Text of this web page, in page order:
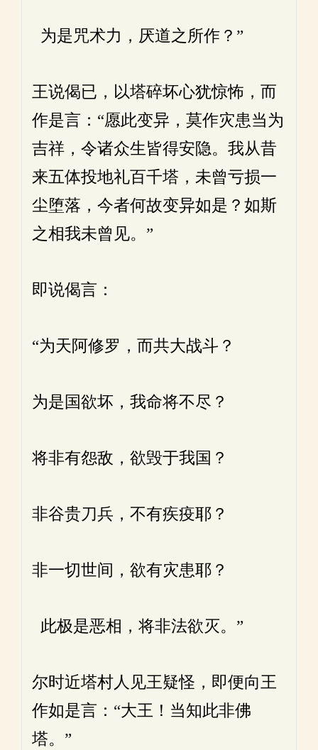
为是咒术力，厌道之所作？”
王说偈已，以塔碎坏心犹惊怖，而
作是言：“愿此变异，莫作灾患当为
吉祥，令诸众生皆得安隐。我从昔
来五体投地礼百千塔，未曾亏损一
尘堕落，今者何故变异如是？如斯
之相我未曾见。”
即说偈言：
“为天阿修罗，而共大战斗？
为是国欲坏，我命将不尽？
将非有怨敌，欲毁于我国？
非谷贵刀兵，不有疾疫耶？
非一切世间，欲有灾患耶？
此极是恶相，将非法欲灭。”
尔时近塔村人见王疑怪，即便向王
作如是言：“大王！当知此非佛
塔。”